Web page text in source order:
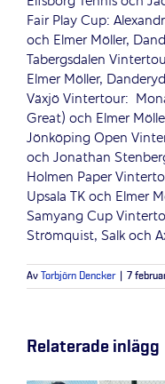
Fair Play Cup:
och Elmer Möller,
Tabergsdalen
Elmer Möller,
Växjö Vintertour:
Great) och Elmer
Jönköping Open
och Jonathan
Holmen Paper
Upsala TK och Elmer
Samyang Cup
Strömquist, Salk och
Av Torbjörn Dencker 7
Relaterade inlägg